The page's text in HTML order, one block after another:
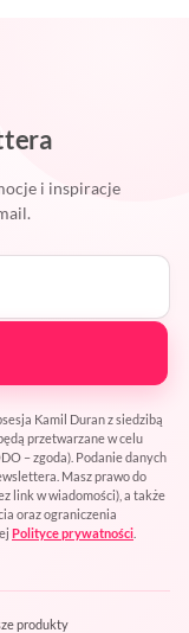
i inspiracje
Kamil Duran z siedzibą
przetwarzane w celu
– zgoda). Podanie danych
Masz prawo do
link w wiadomości), a także
oraz ograniczenia
Polityce prywatności
produkty